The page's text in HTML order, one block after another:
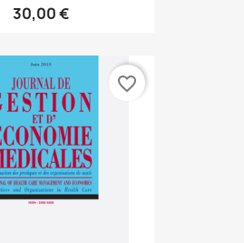
30,00 €
favorite_border